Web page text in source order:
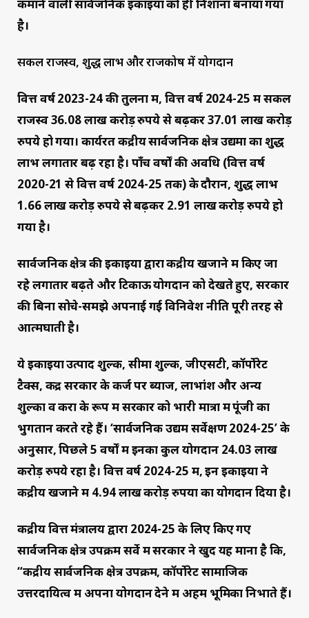
कमाने वाली सार्वजनिक इकाइयों को ही निशाना बनाया गया
है।
सकल राजस्व, शुद्ध लाभ और राजकोष में योगदान
वित्त वर्ष 2023-24 की तुलना में, वित्त वर्ष 2024-25 में सकल
राजस्व 36.08 लाख करोड़ रुपये से बढ़कर 37.01 लाख करोड़
रुपये हो गया। कार्यरत केंद्रीय सार्वजनिक क्षेत्र उद्यमों का शुद्ध
लाभ लगातार बढ़ रहा है। पाँच वर्षों की अवधि (वित्त वर्ष
2020-21 से वित्त वर्ष 2024-25 तक) के दौरान, शुद्ध लाभ
1.66 लाख करोड़ रुपये से बढ़कर 2.91 लाख करोड़ रुपये हो
गया है।
सार्वजनिक क्षेत्र की इकाइयों द्वारा केंद्रीय खजाने में किए जा
रहे लगातार बढ़ते और टिकाऊ योगदान को देखते हुए, सरकार
की बिना सोचे-समझे अपनाई गई विनिवेश नीति पूरी तरह से
आत्मघाती है।
ये इकाइयों उत्पाद शुल्क, सीमा शुल्क, जीएसटी, कॉर्पोरेट
टैक्स, केंद्र सरकार के कर्ज पर ब्याज, लाभांश और अन्य
शुल्कों व करों के रूप में सरकार को भारी मात्रा में पूंजी का
भुगतान करते रहे हैं। ‘सार्वजनिक उद्यम सर्वेक्षण 2024-25’ के
अनुसार, पिछले 5 वर्षों में इनका कुल योगदान 24.03 लाख
करोड़ रुपये रहा है। वित्त वर्ष 2024-25 में, इन इकाइयों ने
केंद्रीय खजाने में 4.94 लाख करोड़ रुपयों का योगदान दिया है।
केंद्रीय वित्त मंत्रालय द्वारा 2024-25 के लिए किए गए
सार्वजनिक क्षेत्र उपक्रम सर्वे में सरकार ने खुद यह माना है कि,
“केंद्रीय सार्वजनिक क्षेत्र उपक्रम, कॉर्पोरेट सामाजिक
उत्तरदायित्व में अपना योगदान देने में अहम भूमिका निभाते हैं।